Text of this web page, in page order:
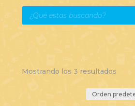
Búsqueda
de
productos
Mostrando los 3 resultados